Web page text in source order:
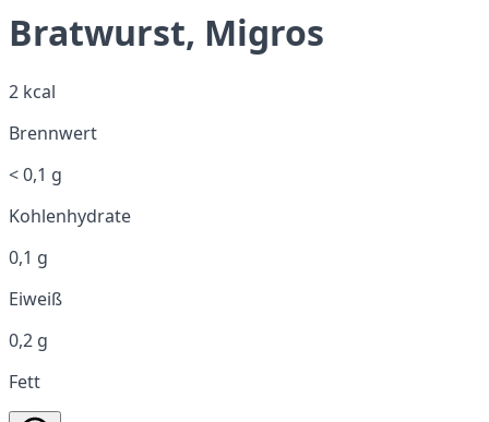
Bratwurst, Migros
2 kcal
Brennwert
< 0,1 g
Kohlenhydrate
0,1 g
Eiweiß
0,2 g
Fett